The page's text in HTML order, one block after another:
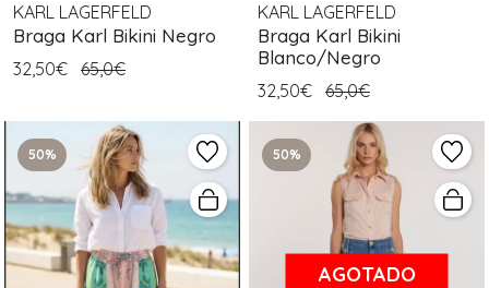
KARL LAGERFELD
Braga Karl Bikini Negro
32,50€ 65,0€
KARL LAGERFELD
Braga Karl Bikini
Blanco/Negro
32,50€ 65,0€
50% 50%
AGOTADO